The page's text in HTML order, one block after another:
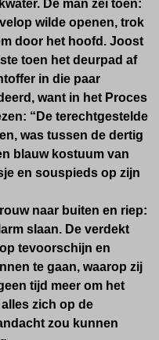
De man zei toen:
wilde openen, trok
door het hoofd. Joost
toen het deurpad af
in die paar
want in het Proces
“De terechtgestelde
was tussen de dertig
blauw kostuum van
en souspieds op zijn
naar buiten en riep:
slaan. De verdekt
tevoorschijn en
te gaan, waarop zij
tijd meer om het
zich op de
zou kunnen